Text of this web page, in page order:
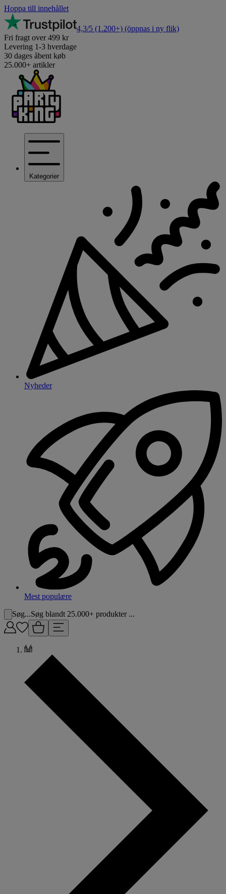
Hoppa till innehållet
4,3/5 (1.200+) (öppnas i ny flik)
Fri fragt over 499 kr
Levering 1-3 hverdage
30 dages åbent køb
25.000+ artikler
Kategorier
Nyheder
Mest populære
Søg...Søg blandt 25.000+ produkter ...